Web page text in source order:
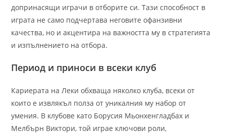
допринасящи играчи в отборите си. Тази способност в
играта не само подчертава неговите офанзивни
качества, но и акцентира на важността му в стратегията
и изпълнението на отбора.
Период и приноси в всеки клуб
Кариерата на Леки обхваща няколко клуба, всеки от
които е извлякъл полза от уникалния му набор от
умения. В клубове като Борусия Мьонхенгладбах и
Мелбърн Виктори, той играе ключови роли,